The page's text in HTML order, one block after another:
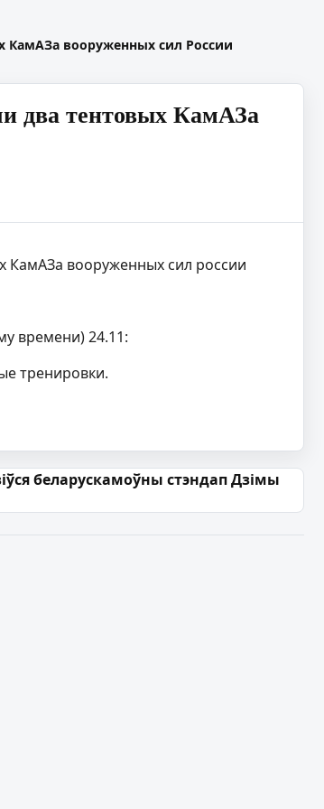
КамАЗа вооруженных сил России
два тентовых КамАЗа
КамАЗа вооруженных сил россии
времени) 24.11:
тренировки.
беларускамоўны стэндап Дзімы